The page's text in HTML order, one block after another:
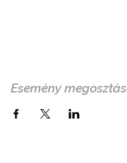
Esemény